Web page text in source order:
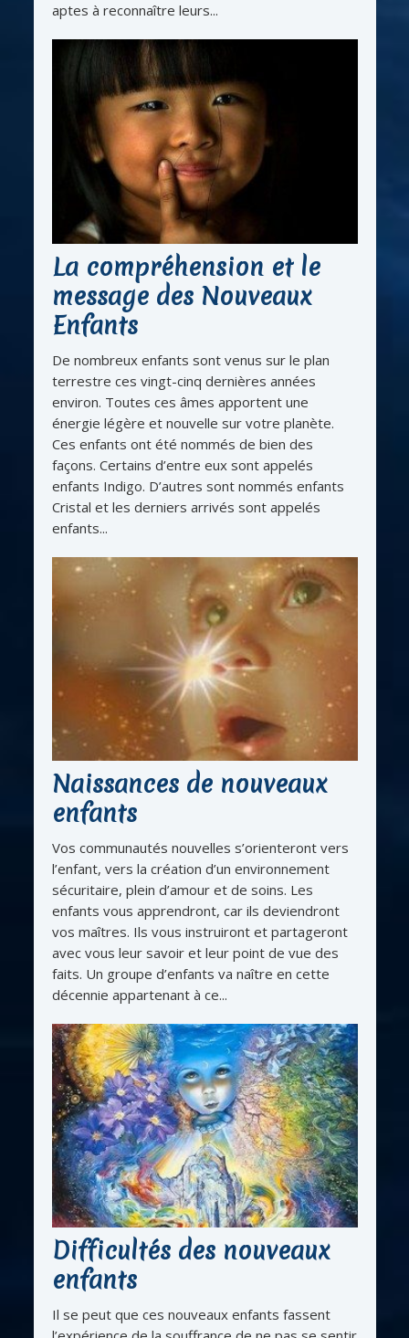
aptes à reconnaître leurs...
La compréhension et le
message des Nouveaux
Enfants
De nombreux enfants sont venus sur le plan
terrestre ces vingt-cinq dernières années
environ. Toutes ces âmes apportent une
énergie légère et nouvelle sur votre planète.
Ces enfants ont été nommés de bien des
façons. Certains d’entre eux sont appelés
enfants Indigo. D’autres sont nommés enfants
Cristal et les derniers arrivés sont appelés
enfants...
Naissances de nouveaux
enfants
Vos communautés nouvelles s’orienteront vers
l’enfant, vers la création d’un environnement
sécuritaire, plein d’amour et de soins. Les
enfants vous apprendront, car ils deviendront
vos maîtres. Ils vous instruiront et partageront
avec vous leur savoir et leur point de vue des
faits. Un groupe d’enfants va naître en cette
décennie appartenant à ce...
Difficultés des nouveaux
enfants
Il se peut que ces nouveaux enfants fassent